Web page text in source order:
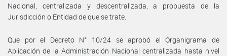
Nacional, centralizada y descentralizada, a propuesta de la
Jurisdicción o Entidad de que se trate.
Que por el Decreto N° 10/24 se aprobó el Organigrama de
Aplicación de la Administración Nacional centralizada hasta nivel